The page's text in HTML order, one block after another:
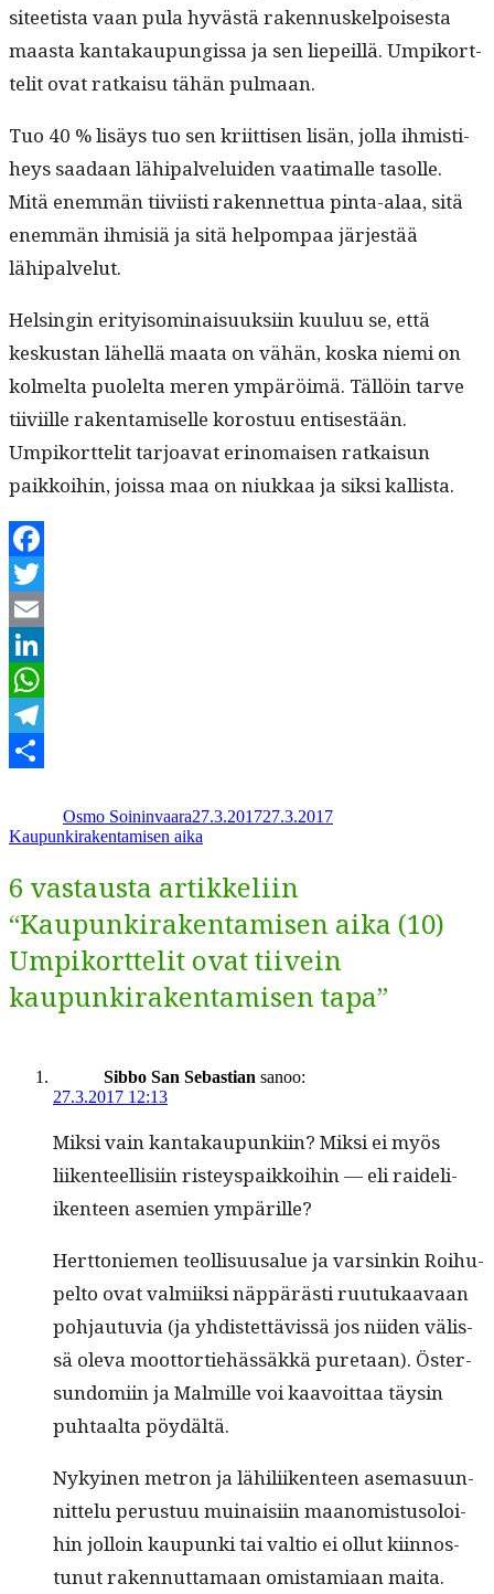
siteetista vaan pula hyvästä raken­nuskelpois­es­ta
maas­ta kan­takaupungis­sa ja sen liepeil­lä. Umpiko­rt­
telit ovat ratkaisu tähän pulmaan.
Tuo 40 % lisäys tuo sen kri­it­tisen lisän, jol­la ihmisti­
heys saadaan lähipalvelu­iden vaa­ti­malle tasolle.
Mitä enem­män tiivi­isti raken­net­tua pin­ta-alaa, sitä
enem­män ihmisiä ja sitä helpom­paa jär­jestää
lähipalvelut.
Helsin­gin eri­ty­i­som­i­naisuuk­si­in kuu­luu se, että
keskus­tan lähel­lä maa­ta on vähän, kos­ka nie­mi on
kolmelta puolelta meren ympäröimä. Täl­löin tarve
tiivi­ille rak­en­tamiselle koros­tuu entis­es­tään.
Umpiko­rt­telit tar­joa­vat eri­no­maisen ratkaisun
paikkoi­hin, jois­sa maa on niukkaa ja sik­si kallista.
Facebook
Twitter
Email
LinkedIn
WhatsApp
Telegram
Osmo Soininvaara27.3.201727.3.2017
Kaupunkirakentamisen aika
6 vastausta artikkeliin
“Kaupunkirakentamisen aika (10)
Umpikorttelit ovat tiivein
kaupunkirakentamisen tapa”
Sibbo San Sebastian sanoo:
27.3.2017 12:13
Mik­si vain kan­takaupunki­in? Mik­si ei myös
liiken­teel­lisi­in ristey­spaikkoi­hin — eli raideli­
iken­teen asemien ympärille?
Hert­toniemen teol­lisu­usalue ja varsinkin Roi­hu­
pel­to ovat valmi­ik­si näp­pärästi ruu­tukaavaan
poh­jau­tu­via (ja yhdis­tet­tävis­sä jos niiden välis­
sä ole­va moot­tor­tiehässäkkä pure­taan). Öster­
sun­domi­in ja Malmille voi kaavoit­taa täysin
puh­taal­ta pöydältä.
Nykyi­nen metron ja lähili­iken­teen ase­ma­su­un­
nit­telu perus­tuu muinaisi­in maan­omis­tu­soloi­
hin jol­loin kaupun­ki tai val­tio ei ollut kiin­nos­
tunut raken­nut­ta­maan omis­tami­aan mai­ta.